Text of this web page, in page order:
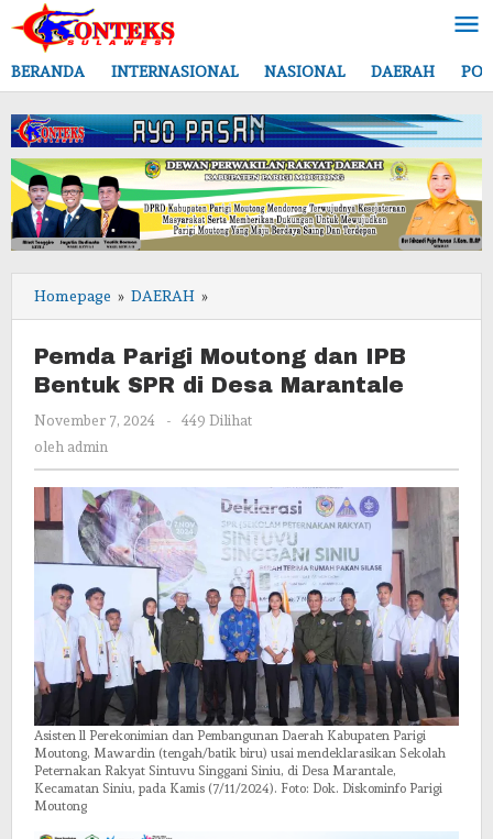
Lewati
ke
konten
BERANDA
INTERNASIONAL NASIONAL DAERAH
Homepage » DAERAH »
Parigi
dan
IPB
Marantale
Pemda Parigi Moutong dan IPB
Bentuk SPR di Desa Marantale
November 7, 2024
oleh
-
449 Dilihat
oleh admin
Asisten ll Perekonimian dan Pembangunan Daerah Kabupaten Parigi
Moutong, Mawardin (tengah/batik biru) usai mendeklarasikan Sekolah
Peternakan Rakyat Sintuvu Singgani Siniu, di Desa Marantale,
Kecamatan Siniu, pada Kamis (7/11/2024). Foto: Dok. Diskominfo Parigi
Moutong